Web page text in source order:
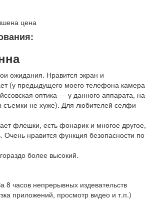
цена
ожидания. Нравится экран и
(у предыдущего моего телефона камера
оптика — у данного аппарата, на
съемки не хуже). Для любителей селфи
флешки, есть фонарик и многое другое,
Очень нравится функция безопасности по
более высокий.
8 часов непрерывных издевательств
приложений, просмотр видео и т.п.)